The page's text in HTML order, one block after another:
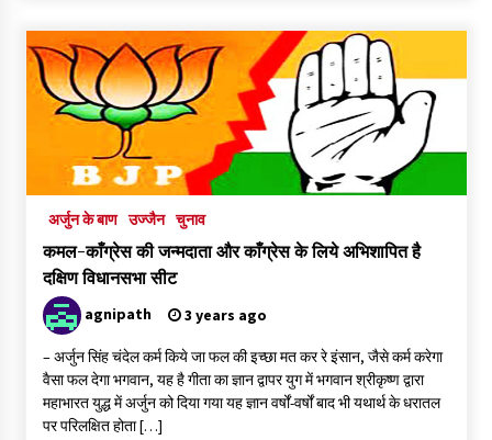
अर्जुन के बाण उज्जैन चुनाव
कमल-काँग्रेस की जन्मदाता और काँग्रेस के लिये अभिशापित है
दक्षिण विधानसभा सीट
agnipath 3 years ago
– अर्जुन सिंह चंदेल कर्म किये जा फल की इच्छा मत कर रे इंसान, जैसे कर्म करेगा
वैसा फल देगा भगवान, यह है गीता का ज्ञान द्वापर युग में भगवान श्रीकृष्ण द्वारा
महाभारत युद्ध में अर्जुन को दिया गया यह ज्ञान वर्षों-वर्षों बाद भी यथार्थ के धरातल
पर परिलक्षित होता […]